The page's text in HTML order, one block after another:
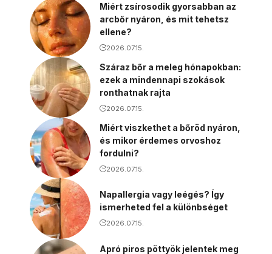
Miért zsírosodik gyorsabban az
arcbőr nyáron, és mit tehetsz
ellene?
2026.07.15.
Száraz bőr a meleg hónapokban:
ezek a mindennapi szokások
ronthatnak rajta
2026.07.15.
Miért viszkethet a bőröd nyáron,
és mikor érdemes orvoshoz
fordulni?
2026.07.15.
Napallergia vagy leégés? Így
ismerheted fel a különbséget
2026.07.15.
Apró piros pöttyök jelentek meg